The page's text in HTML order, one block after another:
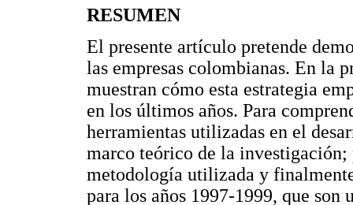
RESUMEN
El presente artículo pretende
las empresas colombianas. En la
muestran cómo esta estrategia
en los últimos años. Para
herramientas utilizadas en el
marco teórico de la
metodología utilizada y
para los años 1997-1999, que